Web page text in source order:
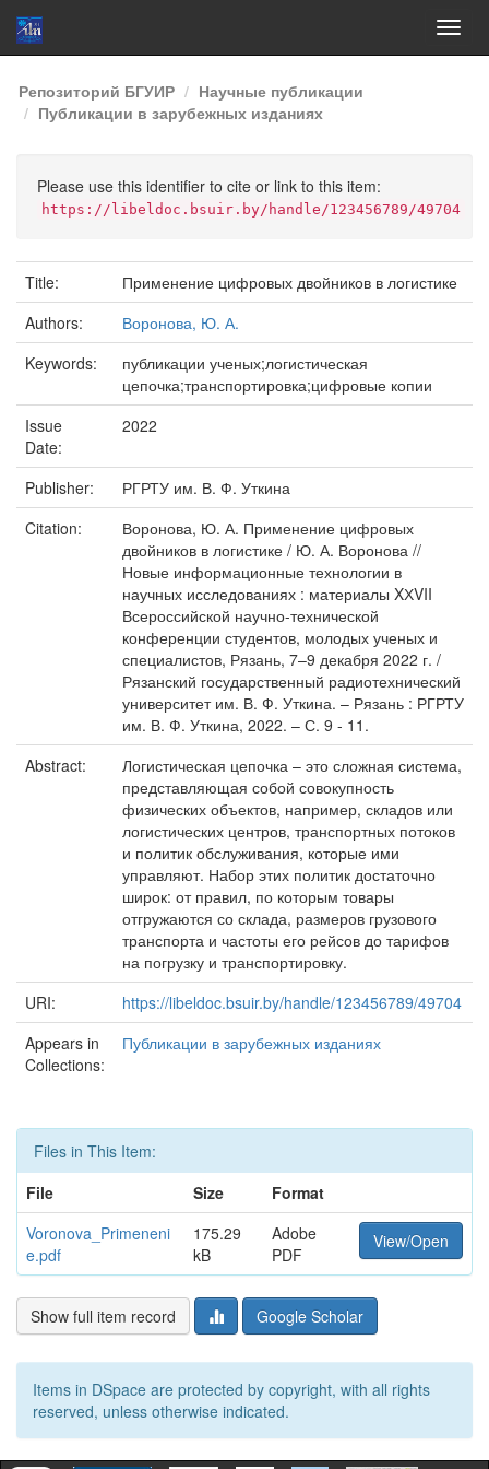
Skip
navigation
Репозиторий БГУИР
Научные публикации
Публикации в зарубежных изданиях
Please use this identifier to cite or link to this item:
https://libeldoc.bsuir.by/handle/123456789/49704
Title:
Применение цифровых двойников в логистике
Authors:
Воронова, Ю. А.
Keywords:
публикации ученых;логистическая
цепочка;транспортировка;цифровые копии
Issue
Date:
2022
Publisher:
РГРТУ им. В. Ф. Уткина
Citation:
Воронова, Ю. А. Применение цифровых
двойников в логистике / Ю. А. Воронова //
Новые информационные технологии в
научных исследованиях : материалы XХVII
Всероссийской научно-технической
конференции студентов, молодых ученых и
специалистов, Рязань, 7–9 декабря 2022 г. /
Рязанский государственный радиотехнический
университет им. В. Ф. Уткина. – Рязань : РГРТУ
им. В. Ф. Уткина, 2022. – С. 9 - 11.
Abstract:
Логистическая цепочка – это сложная система,
представляющая собой совокупность
физических объектов, например, складов или
логистических центров, транспортных потоков
и политик обслуживания, которые ими
управляют. Набор этих политик достаточно
широк: от правил, по которым товары
отгружаются со склада, размеров грузового
транспорта и частоты его рейсов до тарифов
на погрузку и транспортировку.
URI:
https://libeldoc.bsuir.by/handle/123456789/49704
Appears in
Collections:
Публикации в зарубежных изданиях
Files in This Item:
File
Size
Format
Voronova_Primeneni
e.pdf
175.29
kB
Adobe
PDF
View/Open
Show full item record Google Scholar
Items in DSpace are protected by copyright, with all rights
reserved, unless otherwise indicated.